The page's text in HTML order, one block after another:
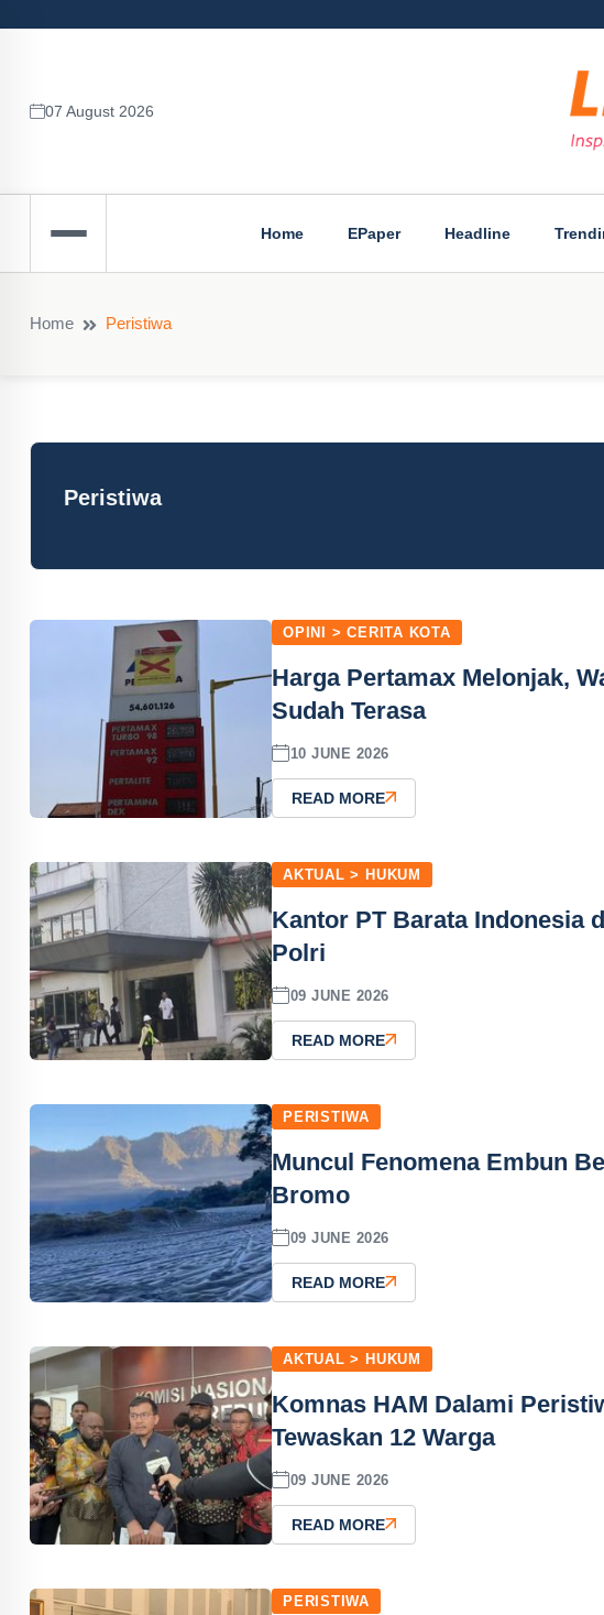
07 August 2026
Home EPaper Headline
Home Peristiwa
Peristiwa
OPINI > CERITA KOTA
Harga Pertamax Melonjak,
Sudah Terasa
10 JUNE 2026
READ MORE
AKTUAL > HUKUM
Kantor PT Barata Indonesia
Polri
09 JUNE 2026
READ MORE
PERISTIWA
Muncul Fenomena Embun
Bromo
09 JUNE 2026
READ MORE
AKTUAL > HUKUM
Komnas HAM Dalami
Tewaskan 12 Warga
09 JUNE 2026
READ MORE
PERISTIWA